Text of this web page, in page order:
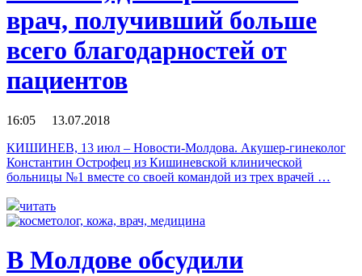
врач, получивший больше
всего благодарностей от
пациентов
16:05 13.07.2018
КИШИНЕВ, 13 июл – Новости-Молдова. Акушер-гинеколог
Константин Острофец из Кишиневской клинической
больницы №1 вместе со своей командой из трех врачей …
читать
В Молдове обсудили